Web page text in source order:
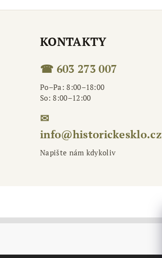
KONTAKTY
☎ 603 273 007
Po–Pa: 8:00–18:00
So: 8:00–12:00
✉
info@historickesklo.cz
Napište nám kdykoliv